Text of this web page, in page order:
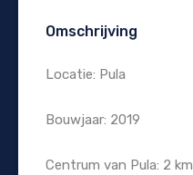
Omschrijving
Locatie: Pula
Bouwjaar: 2019
Centrum van Pula: 2 km